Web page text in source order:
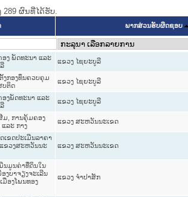
289 ຜົນທີ່ໄດ້ຮັບ.
ພາກສ່ວນຮັບຜິດຊອບ
ງ ພັດທະນາ ແລະ
ແຂວງ ໄຊຍະບູລີ
ງກອງທຶນຄວບຄຸມ
ບຕິດ
ແຂວງ ໄຊຍະບູລີ
ງພັດທະນາ ແລະ
ແຂວງ ໄຊຍະບູລີ
ມ, ການຄຸ້ມຄອງ
ລະ ກາງ
ແຂວງ ສະຫວັນນະເຂດ
ເຂດປະເມີນລາຄາ
ຂວງສະຫວັນນະ
ແຂວງ ສະຫວັນນະເຂດ
ນມູນຄ່າທີ່ດິນໃນ
ງບາຈຽງຈະເລີນ
ມືອງໂພນທອງ
ແຂວງ ຈໍາປາສັກ